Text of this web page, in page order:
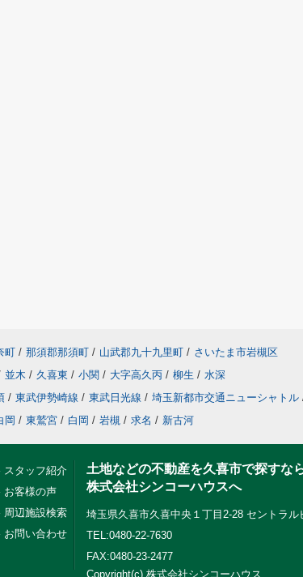
町 / 那須郡那須町 / 山武郡九十九里町 / さいたま市岩槻区
並木 / 久喜東 / 小関 / 大字高久丙 / 柳生 / 水深
/ 東武伊勢崎線 / 東武日光線 / 埼玉新都市交通ニューシャトル
岡 / 東鷲宮 / 白岡 / 岩槻 / 求名 / 新古河
スタッフ紹介
お客様の声
周辺施設検索
お問い合わせ
土地などの不動産を久喜市で探すな
株式会社シンコーハウスへ
埼玉県久喜市久喜中央１丁目2-28 セントラル
TEL:0480-22-7630
FAX:0480-23-2477
Copyright(c) 株式会社シンコーハウス